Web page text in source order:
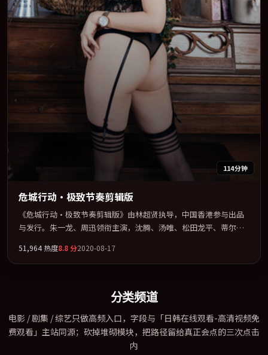
114分钟
危城行动·极致节奏剪辑版
《危城行动·极致节奏剪辑版》由林超贤执导，中国香港参与出品
与发行。朱一龙、周迅领衔主演，沈腾、汤唯、松田龙平、蒂尔达
拢。全片以「喜剧」类型为骨架，在叙事、表演与视听上力求统
一。定于 2020-09-26 在内地院线及主流平台同步亮相，2020 年度
51,964热度8.8分2020-08-17
分类频道
电影 / 剧集 / 综艺只做高频入口，字段与「日韩在线观看-高清视频免
费观看」主站同源；砍掉堆砌模块，把路径留给真正会点的三次点击
内